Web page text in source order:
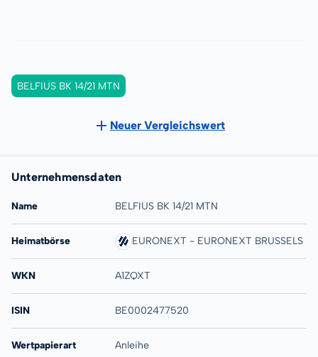
BELFIUS BK 14/21 MTN
Neuer Vergleichswert
Unternehmensdaten
Name BELFIUS BK 14/21 MTN
Heimatbörse EURONEXT - EURONEXT BRUSSELS
WKN A1ZQXT
ISIN BE0002477520
Wertpapierart Anleihe